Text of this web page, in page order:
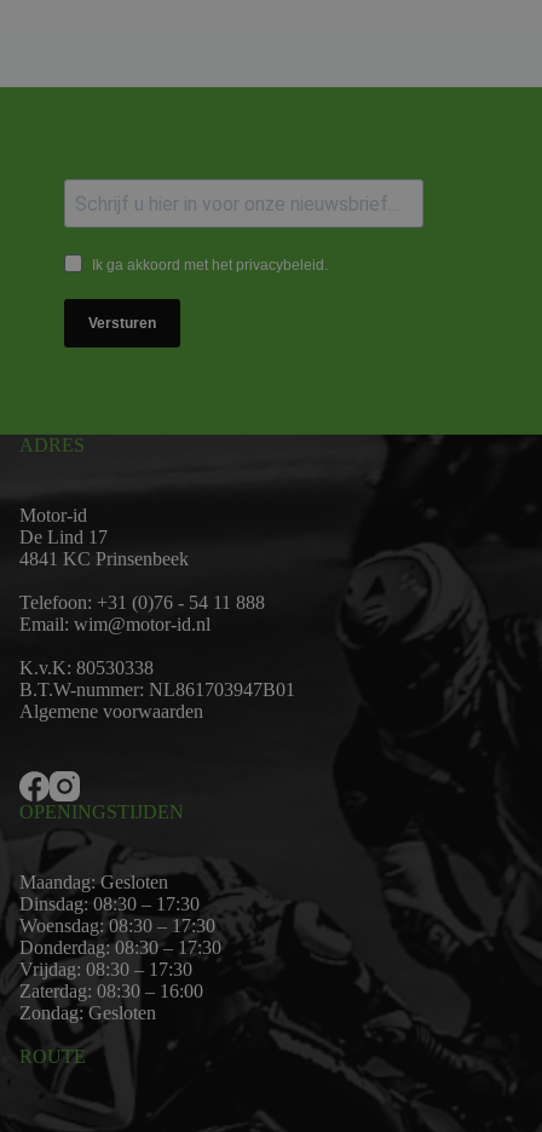
Ik ga akkoord met het privacybeleid.
Versturen
ADRES
Motor-id
De Lind 17
4841 KC Prinsenbeek
Telefoon: +31 (0)76 - 54 11 888
Email: wim@motor-id.nl
K.v.K: 80530338
B.T.W-nummer: NL861703947B01
Algemene voorwaarden
OPENINGSTIJDEN
Maandag: Gesloten
Dinsdag: 08:30 – 17:30
Woensdag: 08:30 – 17:30
Donderdag: 08:30 – 17:30
Vrijdag: 08:30 – 17:30
Zaterdag: 08:30 – 16:00
Zondag: Gesloten
ROUTE